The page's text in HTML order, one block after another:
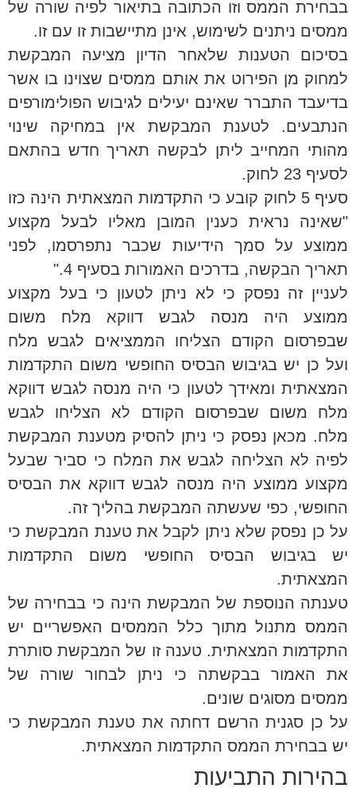
בבחירת הממס וזו הכתובה בתיאור לפיה שורה של
ממסים ניתנים לשימוש, אינן מתיישבות זו עם זו.
בסיכום הטענות שלאחר הדיון מציעה המבקשת
למחוק מן הפירוט את אותם ממסים שצוינו בו אשר
בדיעבד התברר שאינם יעילים לגיבוש הפולימורפים
הנתבעים. לטענת המבקשת אין במחיקה שינוי
מהותי המחייב ליתן לבקשה תאריך חדש בהתאם
לסעיף 23 לחוק.
סעיף 5 לחוק קובע כי התקדמות המצאתית הינה כזו
"שאינה נראית כענין המובן מאליו לבעל מקצוע
ממוצע על סמך הידיעות שכבר נתפרסמו, לפני
תאריך הבקשה, בדרכים האמורות בסעיף 4."
לעניין זה נפסק כי לא ניתן לטעון כי בעל מקצוע
ממוצע היה מנסה לגבש דווקא מלח משום
שבפרסום הקודם הצליחו הממציאים לגבש מלח
ועל כן יש בגיבוש הבסיס החופשי משום התקדמות
המצאתית ומאידך לטעון כי היה מנסה לגבש דווקא
מלח משום שבפרסום הקודם לא הצליחו לגבש
מלח. מכאן נפסק כי ניתן להסיק מטענת המבקשת
לפיה לא הצליחה לגבש את המלח כי סביר שבעל
מקצוע ממוצע היה מנסה לגבש דווקא את הבסיס
החופשי, כפי שעשתה המבקשת בהליך זה.
על כן נפסק שלא ניתן לקבל את טענת המבקשת כי
יש בגיבוש הבסיס החופשי משום התקדמות
המצאתית.
טענתה הנוספת של המבקשת הינה כי בבחירה של
הממס מתנול מתוך כלל הממסים האפשריים יש
התקדמות המצאתית. טענה זו של המבקשת סותרת
את האמור בבקשתה כי ניתן לבחור שורה של
ממסים מסוגים שונים.
על כן סגנית הרשם דחתה את טענת המבקשת כי
יש בבחירת הממס התקדמות המצאתית.
בהירות התביעות